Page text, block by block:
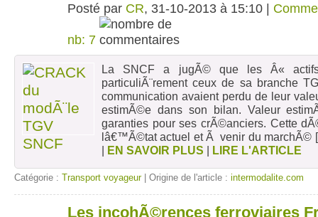
Posté par CR, 31-10-2013 à 15:10 |
nb: 7
La SNCF a jugÃ© que les Â«
particuliÃ¨rement ceux de sa branche
communication avaient perdu de leur
estimÃ©e dans son bilan. Valeur
garanties pour ses crÃ©anciers. Cette
lâ€™Ã©tat actuel et Ã venir du marchÃ©
| EN SAVOIR PLUS | LIRE L'ARTICLE
Catégorie : Transport voyageur| Origine de l'article : intermodalite.com
Les incohÃ©rences ferroviaires